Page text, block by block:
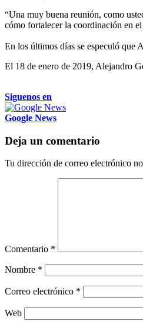
“Una muy buena reunión, como
cómo fortalecer la coordinación en
En los últimos días se especuló que
El 18 de enero de 2019, Alejandro
Siguenos en
Google News
Deja un comentario
Tu dirección de correo electrónico
Comentario *
Nombre *
Correo electrónico *
Web